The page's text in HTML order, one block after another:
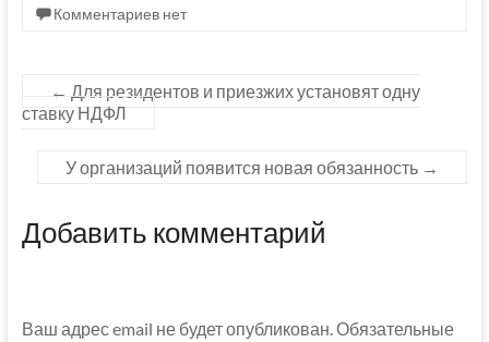
Комментариев нет
← Для резидентов и приезжих установят одну
ставку НДФЛ
У организаций появится новая обязанность →
Добавить комментарий
Ваш адрес email не будет опубликован. Обязательные